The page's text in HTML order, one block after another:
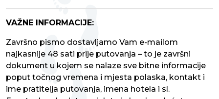
VAŽNE INFORMACIJE:
Završno pismo dostavljamo Vam e-mailom
najkasnije 48 sati prije putovanja – to je završni
dokument u kojem se nalaze sve bitne informacije
poput točnog vremena i mjesta polaska, kontakt i
ime pratitelja putovanja, imena hotela i sl.